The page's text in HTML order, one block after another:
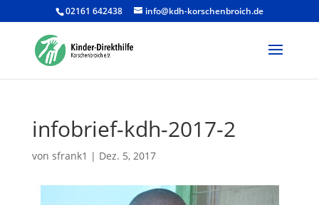
02161 642438 info@kdh-korschenbroich.de
infobrief-kdh-2017-2
von sfrank1 | Dez. 5, 2017